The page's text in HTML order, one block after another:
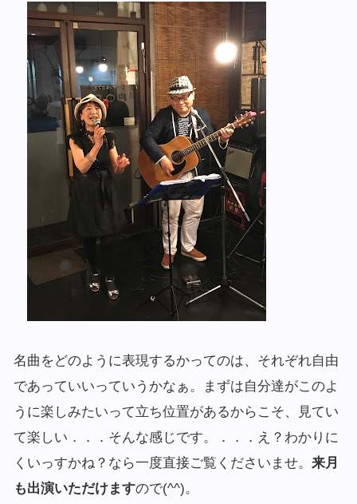
名曲をどのように表現するかってのは、それぞれ自由
であっていいっていうかなぁ。まずは自分達がこのよ
うに楽しみたいって立ち位置があるからこそ、見てい
て楽しい．．．そんな感じです。．．．え？わかりに
くいっすかね？なら一度直接ご覧くださいませ。 来月
も出演いただけますので(^^)。